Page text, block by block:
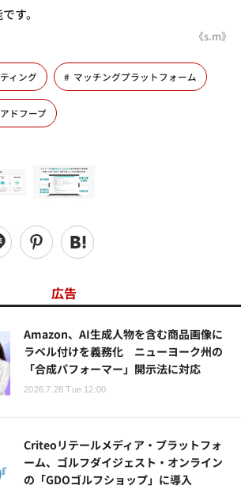
す。
《s.m》
ィング マッチングプラットフォーム
アドフープ
広告
Amazon、AI生成人物を含む商品画像に
ラベル付けを義務化 ニューヨーク州の
「合成パフォーマー」開示法に対応
2026.7.28 Tue 12:00
Criteoリテールメディア・プラットフォ
ーム、ゴルフダイジェスト・オンライン
の「GDOゴルフショップ」に導入